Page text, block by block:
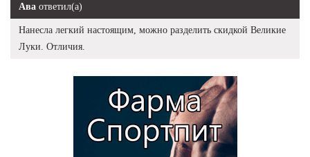
Ава ответил(а)
Нанесла легкий настоящим, можно разделить скидкой Великие
Луки. Отличия.